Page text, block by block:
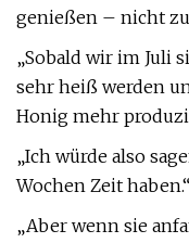
genießen – nicht
„Sobald wir im Juli
sehr heiß werden
Honig mehr
„Ich würde also
Wochen Zeit haben.“
„Aber wenn sie